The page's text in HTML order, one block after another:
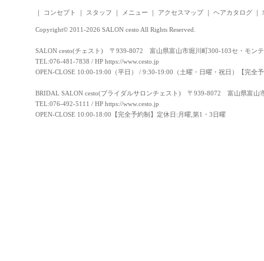
コンセプト スタッフ メニュー アクセスマップ ヘアカタログ
Copyright© 2011-2026 SALON cesto All Rights Reserved.
SALON cesto(チェスト) 〒939-8072 富山県富山市堀川町300-103セ・モン
TEL:076-481-7838 / HP https://www.cesto.jp
OPEN-CLOSE 10:00-19:00（平日） / 9:30-19:00（土曜・日曜・祝日）【完全
BRIDAL SALON cesto(ブライダルサロンチェスト) 〒939-8072 富山県富山
TEL:076-492-5111 / HP https://www.cesto.jp
OPEN-CLOSE 10:00-18:00【完全予約制】定休日:月曜,第1・3日曜